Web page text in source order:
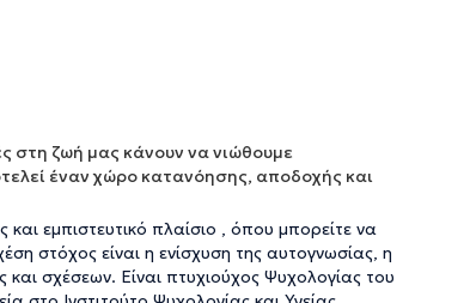
στη ζωή μας κάνουν να νιώθουμε
έναν χώρο κατανόησης, αποδοχής και
εμπιστευτικό πλαίσιο , όπου μπορείτε να
στόχος είναι η ενίσχυση της αυτογνωσίας, η
σχέσεων. Είναι πτυχιούχος Ψυχολογίας του